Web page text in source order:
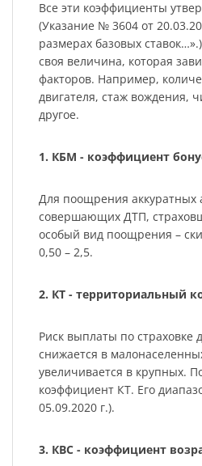
Все эти коэффициенты
(Указание № 3604 от
размерах базовых
своя величина, которая
факторов. Например,
двигателя, стаж вождения,
другое.
1. КБМ - коэффициент
Для поощрения аккуратных
совершающих ДТП,
особый вид поощрения –
0,50 – 2,5.
2. КТ - территориальный
Риск выплаты по страховке
снижается в
увеличивается в крупных.
коэффициент КТ. Его
05.09.2020 г.).
3. КВС - коэффициент